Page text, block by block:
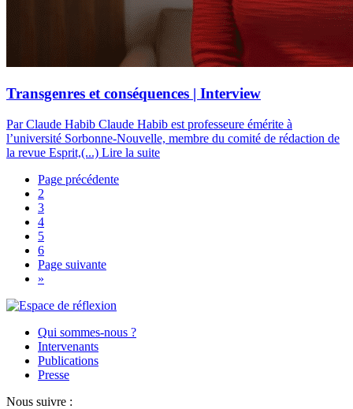
Transgenres et conséquences | Interview
Par Claude Habib Claude Habib est professeure émérite à
l’université Sorbonne-Nouvelle, membre du comité de rédaction de
la revue Esprit,(...) Lire la suite
Page précédente
2
3
4
5
6
Page suivante
»
Qui sommes-nous ?
Intervenants
Publications
Presse
Nous suivre :